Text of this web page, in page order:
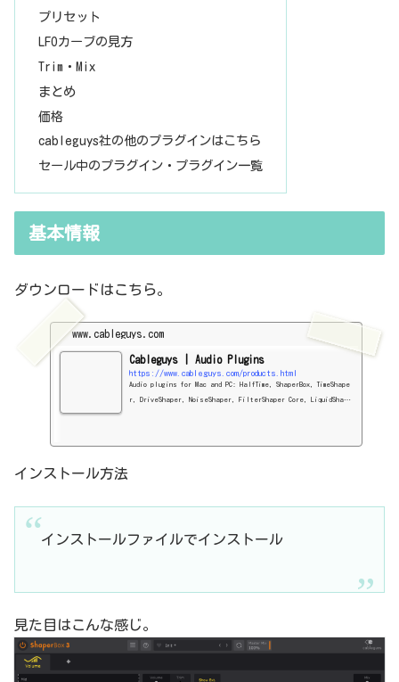
プリセット
LFOカーブの見方
Trim・Mix
まとめ
価格
cableguys社の他のプラグインはこちら
セール中のプラグイン・プラグイン一覧
基本情報
ダウンロードはこちら。
www.cableguys.com
Cableguys | Audio Plugins
https://www.cableguys.com/products.html
Audio plugins for Mac and PC: HalfTime, ShaperBox, TimeShape
r, DriveShaper, NoiseShaper, FilterShaper Core, LiquidShape
e.
インストール方法
インストールファイルでインストール
見た目はこんな感じ。